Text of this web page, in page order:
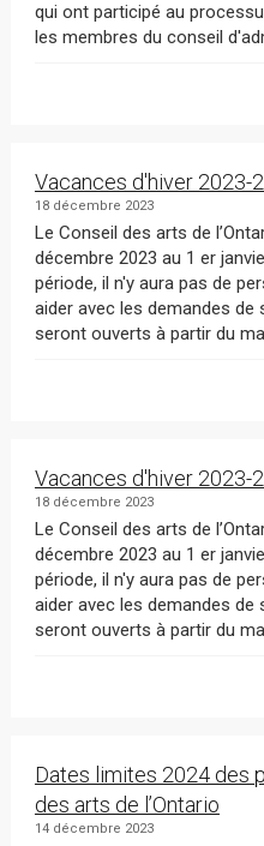
qui ont participé au
les membres du conseil
Vacances d'hiver 2023-
18 décembre 2023
Le Conseil des arts de
décembre 2023 au 1 er janvier 2024 inclus. Pendant cette
période, il n'y aura pas de
aider avec les demandes de
seront ouverts à partir du
Vacances d'hiver 2023-
18 décembre 2023
Le Conseil des arts de
décembre 2023 au 1 er janvier 2024 inclus. Pendant cette
période, il n'y aura pas de
aider avec les demandes de
seront ouverts à partir du
Dates limites 2024 des
des arts de l’Ontario
14 décembre 2023